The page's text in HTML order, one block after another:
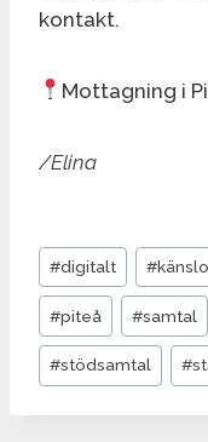
kontakt.
Mottagning i
/Elina
Post
Tags:
#digitalt #
#piteå #samtal
#stödsamtal #